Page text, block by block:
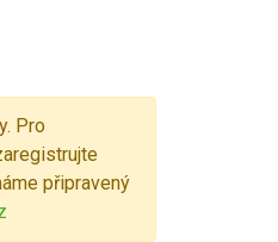
Pro
připravený